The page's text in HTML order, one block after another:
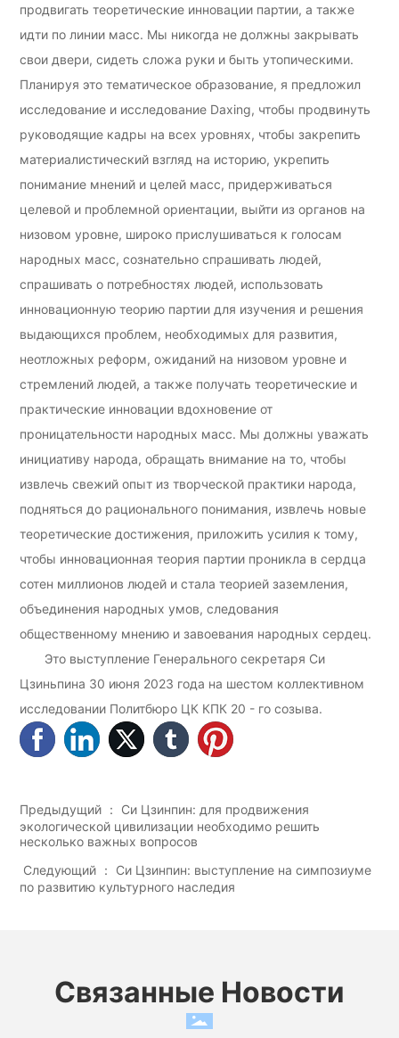
продвигать теоретические инновации партии, а также
идти по линии масс. Мы никогда не должны закрывать
свои двери, сидеть сложа руки и быть утопическими.
Планируя это тематическое образование, я предложил
исследование и исследование Daxing, чтобы продвинуть
руководящие кадры на всех уровнях, чтобы закрепить
материалистический взгляд на историю, укрепить
понимание мнений и целей масс, придерживаться
целевой и проблемной ориентации, выйти из органов на
низовом уровне, широко прислушиваться к голосам
народных масс, сознательно спрашивать людей,
спрашивать о потребностях людей, использовать
инновационную теорию партии для изучения и решения
выдающихся проблем, необходимых для развития,
неотложных реформ, ожиданий на низовом уровне и
стремлений людей, а также получать теоретические и
практические инновации вдохновение от
проницательности народных масс. Мы должны уважать
инициативу народа, обращать внимание на то, чтобы
извлечь свежий опыт из творческой практики народа,
подняться до рационального понимания, извлечь новые
теоретические достижения, приложить усилия к тому,
чтобы инновационная теория партии проникла в сердца
сотен миллионов людей и стала теорией заземления,
объединения народных умов, следования
общественному мнению и завоевания народных сердец.
Это выступление Генерального секретаря Си
Цзиньпина 30 июня 2023 года на шестом коллективном
исследовании Политбюро ЦК КПК 20 - го созыва.
Предыдущий ： Си Цзинпин: для продвижения
экологической цивилизации необходимо решить
несколько важных вопросов
Следующий ： Си Цзинпин: выступление на симпозиуме
по развитию культурного наследия
Связанные Новости